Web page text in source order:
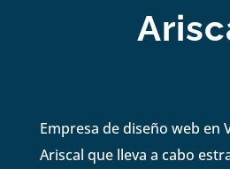
Empresa de diseño web en
Ariscal que lleva a cabo